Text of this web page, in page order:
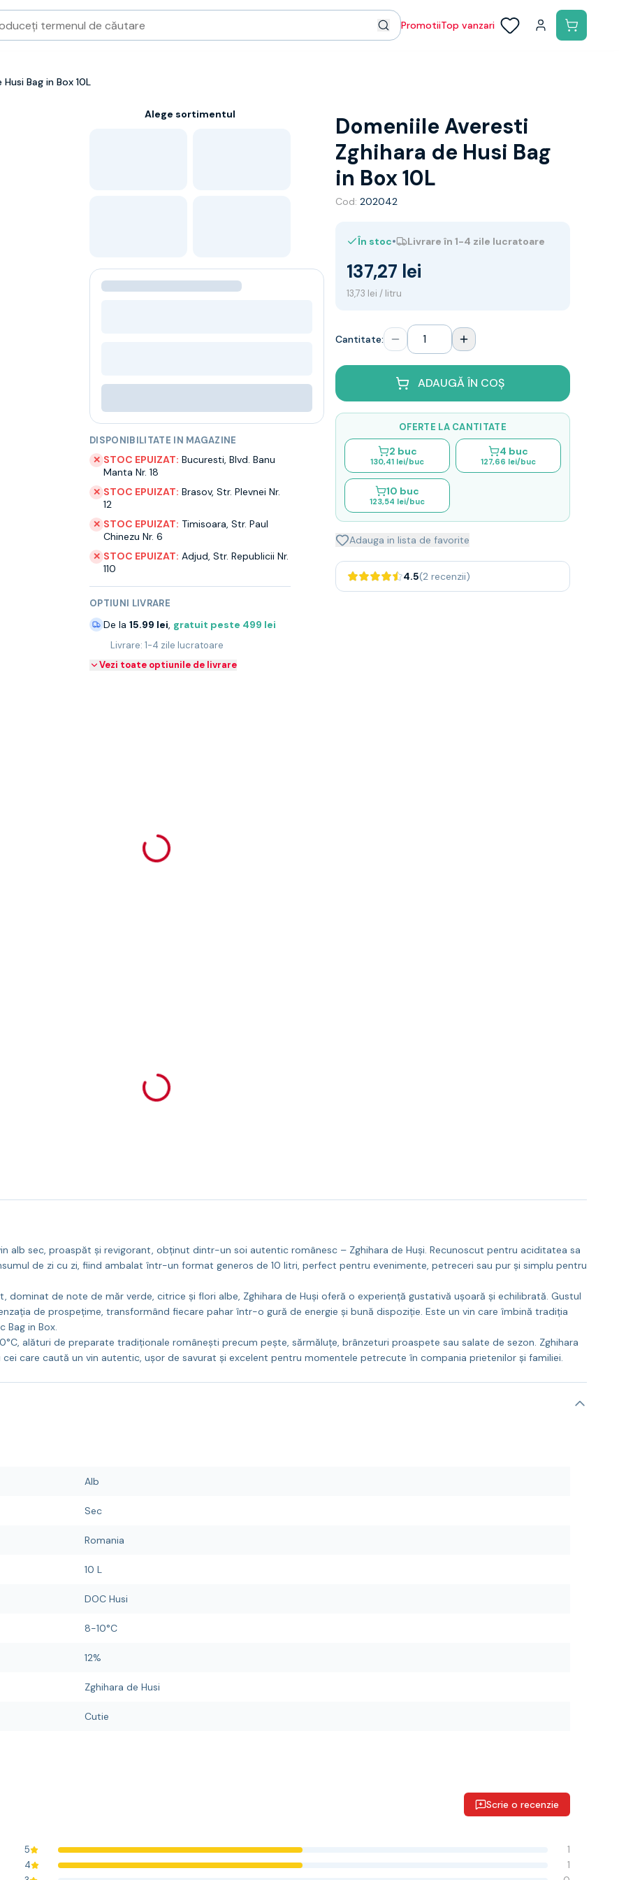
PromotiiTop vanzari
Bag in Box 10L
Alege sortimentul
DISPONIBILITATE IN MAGAZINE
✕ STOC EPUIZAT: Bucuresti, Blvd. Banu
Manta Nr. 18
✕ STOC EPUIZAT: Brasov, Str. Plevnei Nr.
12
✕ STOC EPUIZAT: Timisoara, Str. Paul
Chinezu Nr. 6
✕ STOC EPUIZAT: Adjud, Str. Republicii Nr.
110
OPTIUNI LIVRARE
De la 15.99 lei, gratuit peste 499 lei
Livrare: 1-4 zile lucratoare
Vezi toate optiunile de livrare
Domeniile Averesti
Zghihara de Husi Bag
in Box 10L
Cod: 202042
În stoc• Livrare în 1-4 zile lucratoare
137,27 lei
13,73 lei / litru
Cantitate:
ADAUGĂ ÎN COȘ
OFERTE LA CANTITATE
2 buc
130,41 lei/buc
4 buc
127,66 lei/buc
10 buc
123,54 lei/buc
Adauga in lista de favorite
4.5(2 recenzii)
alb sec, proaspăt și revigorant, obținut dintr-un soi autentic românesc – Zghihara de Huși. Recunoscut pentru aciditatea sa
de zi cu zi, fiind ambalat într-un format generos de 10 litri, perfect pentru evenimente, petreceri sau pur și simplu pentru
de note de măr verde, citrice și flori albe, Zghihara de Huși oferă o experiență gustativă ușoară și echilibrată. Gustul
de prospețime, transformând fiecare pahar într-o gură de energie și bună dispoziție. Este un vin care îmbină tradiția
Bag in Box.
alături de preparate tradiționale românești precum pește, sărmăluțe, brânzeturi proaspete sau salate de sezon. Zghihara
care caută un vin autentic, ușor de savurat și excelent pentru momentele petrecute în compania prietenilor și familiei.
Alb
Sec
Romania
10 L
DOC Husi
8-10°C
12%
Zghihara de Husi
Cutie
Scrie o recenzie
5
1
4
1